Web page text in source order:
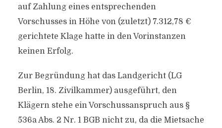
auf Zahlung eines entsprechenden
Vorschusses in Höhe von (zuletzt) 7.312,78 €
gerichtete Klage hatte in den Vorinstanzen
keinen Erfolg.
Zur Begründung hat das Landgericht (LG
Berlin, 18. Zivilkammer) ausgeführt, den
Klägern stehe ein Vorschussanspruch aus §
536a Abs. 2 Nr. 1 BGB nicht zu, da die Mietsache